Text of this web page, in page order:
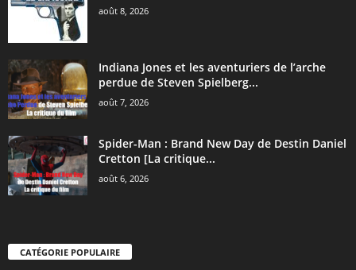
août 8, 2026
Indiana Jones et les aventuriers de l’arche
perdue de Steven Spielberg...
août 7, 2026
Spider-Man : Brand New Day de Destin Daniel
Cretton [La critique...
août 6, 2026
CATÉGORIE POPULAIRE